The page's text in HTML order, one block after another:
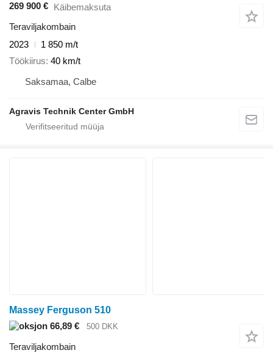
269 900 € Käibemaksuta
Teraviljakombain
2023
1 850 m/t
Töökiirus 40 km/t
Saksamaa, Calbe
Agravis Technik Center GmbH
Massey Ferguson 510
66,89 €
500 DKK
Teraviljakombain